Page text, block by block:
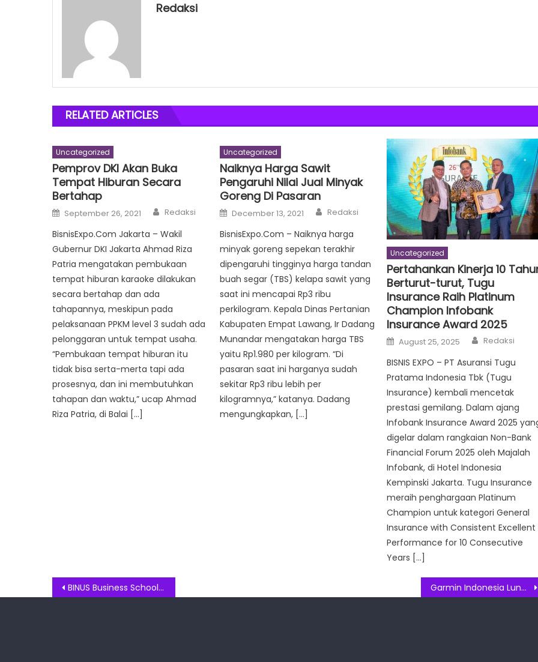
Redaksi
RELATED ARTICLES
Uncategorized
Pemprov DKI Akan Buka
Tempat Hiburan Secara
Bertahap
Posted
on
September 26, 2021 Author
Redaksi
BisnisExpo.Com Jakarta – Wakil
Gubernur DKI Jakarta Ahmad Riza
Patria mengatakan pembukaan
tempat hiburan karaoke dilakukan
secara bertahap dan ada
tahapannya, meskipun pada
pelaksanaan PPKM level 3 sudah ada
pelonggaran untuk tempat usaha.
“Pembukaan tempat hiburan itu
tidak bisa serta-merta tapi ada
prosesnya, dan ini membutuhkan
tahapan dan waktu,” ucap Ahmad
Riza Patria, di Balai […]
Uncategorized
Naiknya Harga Sawit
Pengaruhi Nilai Jual Minyak
Goreng Di Pasaran
Posted
on
December 13, 2021 Author
Redaksi
BisnisExpo.Com – Naiknya harga
minyak goreng sepekan terakhir
dipengaruhi tingginya harga tandan
buah segar (TBS) kelapa sawit yang
saat ini mencapai Rp3 ribu
perkilogram. Kepala Dinas Pertanian
Kabupaten Empat Lawang, Ir Dadang
Munandar mengatakan harga TBS
yaitu Rp1.980 per kilogram. “Di
pasaran saat ini harganya sudah
sekitar Rp3 ribu lebih per
kilogramnya,” katanya. Dadang
mengungkapkan, […]
Uncategorized
Pertahankan Kinerja 10
Berturut-turut, Tugu
Insurance Raih Platinum
Champion Infobank
Insurance Award 2025
Posted
on
August 25, 2025 Author
Redaksi
BISNIS EXPO – PT Asuransi Tugu
Pratama Indonesia Tbk (Tugu
Insurance) kembali mencetak
prestasi gemilang. Dalam ajang
Infobank Insurance Award 2025
digelar dalam rangkaian Non-Bank
Financial Forum 2025 oleh Majalah
Infobank, di Hotel Indonesia
Kempinski Jakarta. Tugu Insurance
meraih penghargaan Platinum
Champion untuk kategori General
Insurance with Consistent Excellent
Performance for 10 Consecutive
Years […]
Post
BINUS Business School Masuk Jajaran Top 250 Program S2 Bisnis QS Global MBA Rankings 2023 Garmin Indonesia Luncurkan Garmin Venu Sq 2 Series dan Ajak Pengguna Menemukan Cara Baru untuk Bergerak